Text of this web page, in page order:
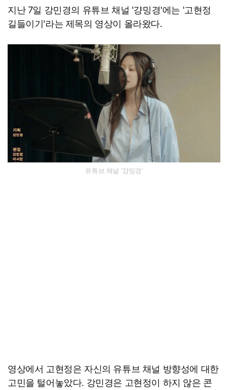
지난 7일 강민경의 유튜브 채널 '걍밍경'에는 '고현정
길들이기'라는 제목의 영상이 올라왔다.
유튜브 채널 '걍밍경'
영상에서 고현정은 자신의 유튜브 채널 방향성에 대한
고민을 털어놓았다. 강민경은 고현정이 하지 않은 콘